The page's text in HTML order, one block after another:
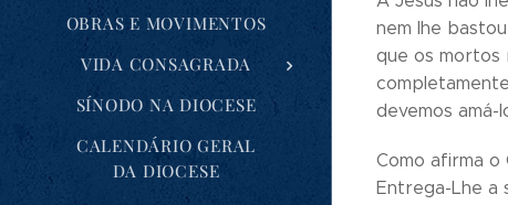
OBRAS E MOVIMENTOS
VIDA CONSAGRADA
SÍNODO NA DIOCESE
CALENDÁRIO GERAL
DA DIOCESE
nem lhe
que os mortos
devemos amá-
Como afirma
Entrega-Lhe a